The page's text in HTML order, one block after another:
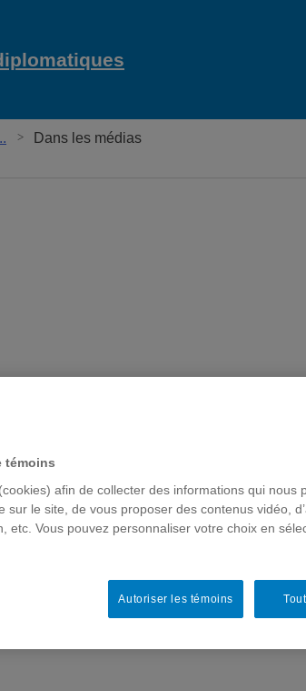
Dans les médias
témoins
afin de collecter des informations qui nous
sur le site, de vous proposer des contenus vidéo,
etc. Vous pouvez personnaliser votre choix en
Autoriser les témoins